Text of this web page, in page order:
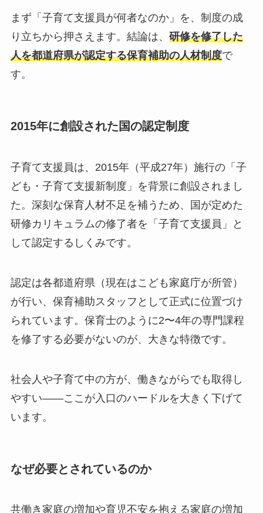
まず「子育て支援員が何者なのか」を、制度の成
り立ちから押さえます。結論は、 研修を修了した
人を都道府県が認定する保育補助の人材制度で
す。
2015年に創設された国の認定制度
子育て支援員は、2015年（平成27年）施行の「子
ども・子育て支援新制度」を背景に創設されまし
た。深刻な保育人材不足を補うため、国が定めた
研修カリキュラムの修了者を「子育て支援員」と
して認定するしくみです。
認定は各都道府県（現在はこども家庭庁が所管）
が行い、保育補助スタッフとして正式に位置づけ
られています。保育士のように2〜4年の専門課程
を修了する必要がないのが、大きな特徴です。
社会人や子育て中の方が、働きながらでも取得し
やすい——ここが入口のハードルを大きく下げて
います。
なぜ必要とされているのか
共働き家庭の増加や育児不安を抱える家庭の増加